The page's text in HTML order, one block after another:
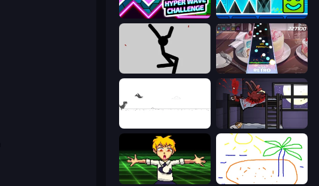
Hyper Wave Challenge Hyper Cube Challenge
Rhythm Capture
The Visitor
Chainsaw Dance Skribbl.io